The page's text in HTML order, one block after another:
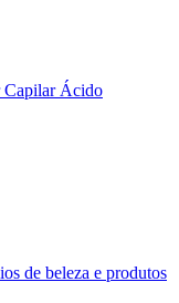
Capilar Ácido
de beleza e produtos